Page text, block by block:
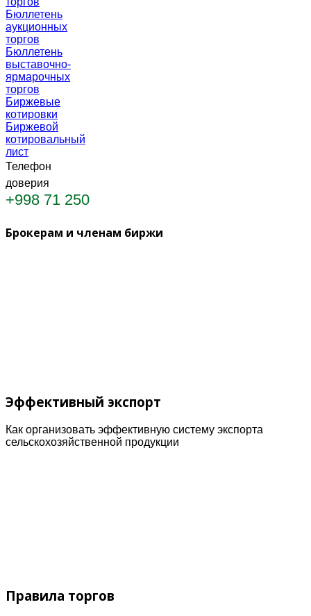
Бюллетень
аукционных
торгов
Бюллетень
выставочно-
ярмарочных
торгов
Биржевые
котировки
Биржевой
котировальный
лист
Телефон
доверия
+998 71 250 20 86
Брокерам и членам биржи
Эффективный экспорт
Как организовать эффективную систему экспорта
сельскохозяйственной продукции
Правила торгов